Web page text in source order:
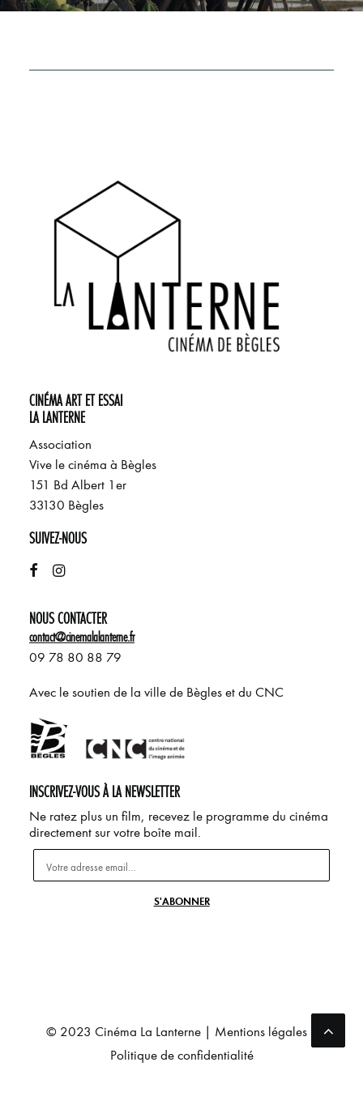
CINÉMA ART ET ESSAI
LA LANTERNE
Association
Vive le cinéma à Bègles
151 Bd Albert 1er
33130 Bègles
SUIVEZ-NOUS
NOUS CONTACTER
contact@cinemalalanterne.fr
09 78 80 88 79
Avec le soutien de la ville de Bègles et du CNC
INSCRIVEZ-VOUS À LA NEWSLETTER
Ne ratez plus un film, recevez le programme du cinéma
directement sur votre boîte mail.
© 2023 Cinéma La Lanterne | Mentions légales|
Politique de confidentialité